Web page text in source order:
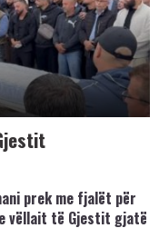
prek me fjalët për
vëllait të Gjestit gjatë